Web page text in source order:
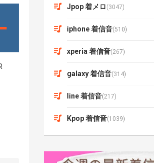
Jpop 着メロ (3047)
iphone 着信音(510)
xperia 着信音(267)
galaxy 着信音(314)
line 着信音(217)
Kpop 着信音(1039)